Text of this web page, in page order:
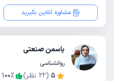
مشاوره آنلاین بگیرید
یاسمن صنعتی
روانشناسی
5
(
22 نظر) 100٪